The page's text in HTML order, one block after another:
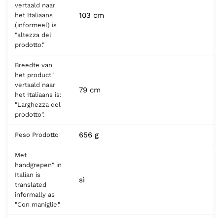
vertaald naar
het Italiaans
(informeel) is
"altezza del
prodotto."
103 cm
Breedte van
het product"
vertaald naar
het Italiaans is:
"Larghezza del
prodotto".
79 cm
Peso Prodotto 656 g
Met
handgrepen" in
Italian is
translated
informally as
"Con maniglie."
sì